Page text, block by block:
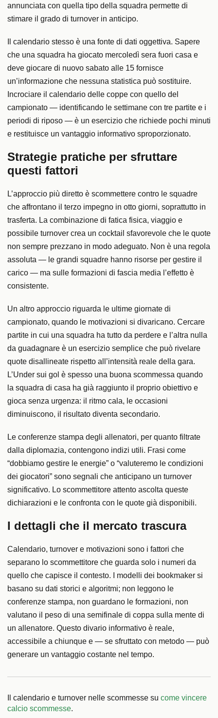
annunciata con quella tipo della squadra permette di
stimare il grado di turnover in anticipo.
Il calendario stesso è una fonte di dati oggettiva. Sapere
che una squadra ha giocato mercoledì sera fuori casa e
deve giocare di nuovo sabato alle 15 fornisce
un’informazione che nessuna statistica può sostituire.
Incrociare il calendario delle coppe con quello del
campionato — identificando le settimane con tre partite e i
periodi di riposo — è un esercizio che richiede pochi minuti
e restituisce un vantaggio informativo sproporzionato.
Strategie pratiche per sfruttare
questi fattori
L’approccio più diretto è scommettere contro le squadre
che affrontano il terzo impegno in otto giorni, soprattutto in
trasferta. La combinazione di fatica fisica, viaggio e
possibile turnover crea un cocktail sfavorevole che le quote
non sempre prezzano in modo adeguato. Non è una regola
assoluta — le grandi squadre hanno risorse per gestire il
carico — ma sulle formazioni di fascia media l’effetto è
consistente.
Un altro approccio riguarda le ultime giornate di
campionato, quando le motivazioni si divaricano. Cercare
partite in cui una squadra ha tutto da perdere e l’altra nulla
da guadagnare è un esercizio semplice che può rivelare
quote disallineate rispetto all’intensità reale della gara.
L’Under sui gol è spesso una buona scommessa quando
la squadra di casa ha già raggiunto il proprio obiettivo e
gioca senza urgenza: il ritmo cala, le occasioni
diminuiscono, il risultato diventa secondario.
Le conferenze stampa degli allenatori, per quanto filtrate
dalla diplomazia, contengono indizi utili. Frasi come
“dobbiamo gestire le energie” o “valuteremo le condizioni
dei giocatori” sono segnali che anticipano un turnover
significativo. Lo scommettitore attento ascolta queste
dichiarazioni e le confronta con le quote già disponibili.
I dettagli che il mercato trascura
Calendario, turnover e motivazioni sono i fattori che
separano lo scommettitore che guarda solo i numeri da
quello che capisce il contesto. I modelli dei bookmaker si
basano su dati storici e algoritmi; non leggono le
conferenze stampa, non guardano le formazioni, non
valutano il peso di una semifinale di coppa sulla mente di
un allenatore. Questo divario informativo è reale,
accessibile a chiunque e — se sfruttato con metodo — può
generare un vantaggio costante nel tempo.
Il calendario e turnover nelle scommesse su come vincere
calcio scommesse.